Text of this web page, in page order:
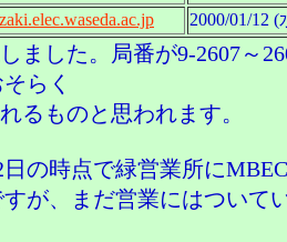
2000/01/12 (
ました。局番が9-2607～
らく
るものと思われます。
の時点で緑営業所に
が、まだ営業にはついて